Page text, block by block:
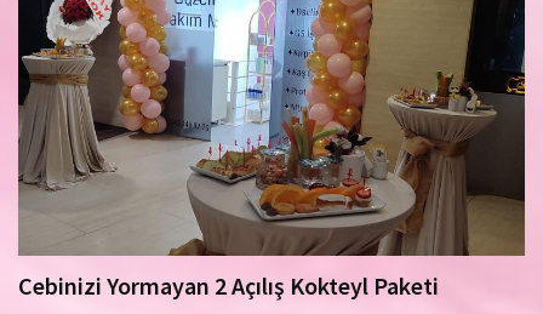
Cebinizi Yormayan 2 Açılış Kokteyl Paketi